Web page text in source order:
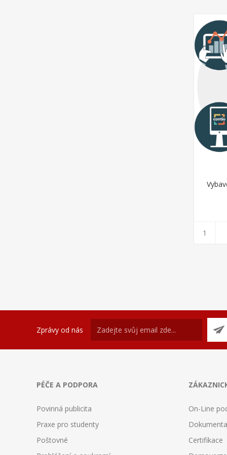
Zprávy od nás
PÉČE A PODPORA
Povinná publicita
Praxe pro studenty
Poštovné
On-Line
Certifikace